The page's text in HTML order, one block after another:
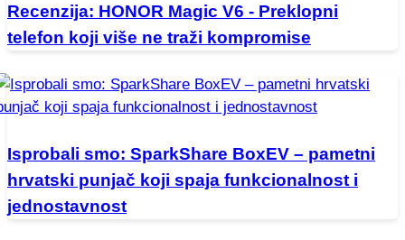
Recenzija: HONOR Magic V6 - Preklopni
telefon koji više ne traži kompromise
Isprobali smo: SparkShare BoxEV – pametni
hrvatski punjač koji spaja funkcionalnost i
jednostavnost